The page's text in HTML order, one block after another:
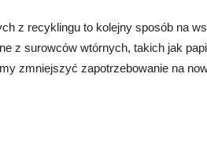
z recyklingu to kolejny sposób na
z surowców wtórnych, takich jak
zmniejszyć zapotrzebowanie na